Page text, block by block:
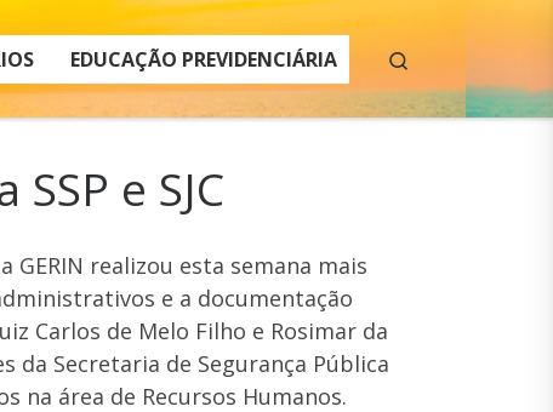
EDUCAÇÃO PREVIDENCIÁRIA
e SJC
realizou esta semana mais
e a documentação
Carlos de Melo Filho e Rosimar da
da Secretaria de Segurança Pública
na área de Recursos Humanos.